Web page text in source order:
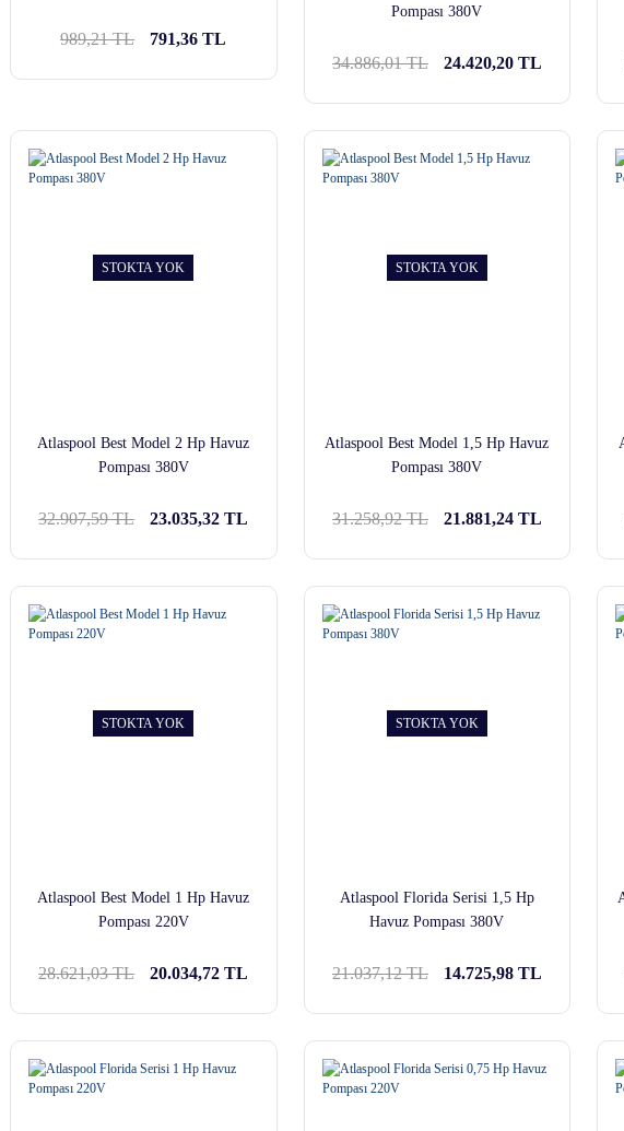
989,21 TL 791,36 TL
Pompası 380V
34.886,01 TL 24.420,20 TL
STOKTA YOK
Atlaspool Best Model 2 Hp Havuz
Pompası 380V
32.907,59 TL 23.035,32 TL
STOKTA YOK
Atlaspool Best Model 1,5 Hp Havuz
Pompası 380V
31.258,92 TL 21.881,24 TL
STOKTA YOK
Atlaspool Best Model 1 Hp Havuz
Pompası 220V
28.621,03 TL 20.034,72 TL
STOKTA YOK
Atlaspool Florida Serisi 1,5 Hp
Havuz Pompası 380V
21.037,12 TL 14.725,98 TL